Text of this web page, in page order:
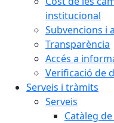
institucional
Subvencions i
Transparència
Accés a
Verificació de
Serveis i tràmits
Serveis
Catàleg